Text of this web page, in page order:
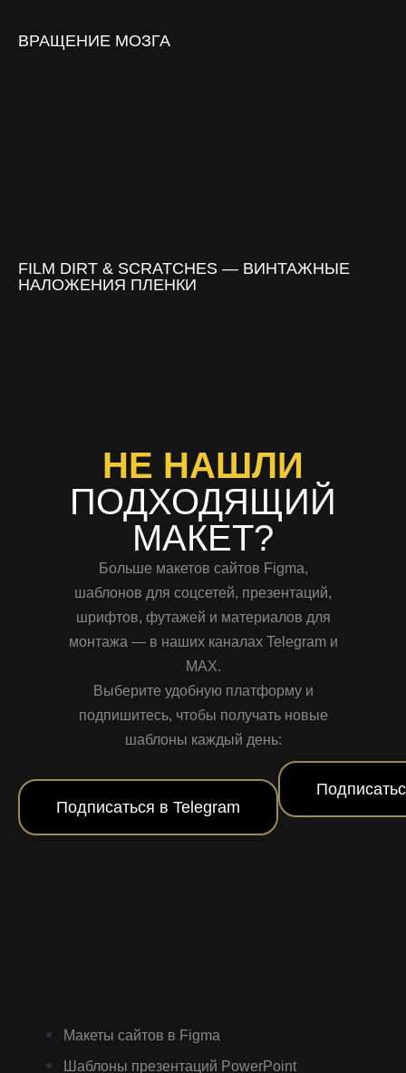
ВРАЩЕНИЕ МОЗГА
FILM DIRT & SCRATCHES — ВИНТАЖНЫЕ
НАЛОЖЕНИЯ ПЛЕНКИ
НЕ НАШЛИ
ПОДХОДЯЩИЙ
МАКЕТ?
Больше макетов сайтов Figma,
шаблонов для соцсетей, презентаций,
шрифтов, футажей и материалов для
монтажа — в наших каналах Telegram и
MAX.
Выберите удобную платформу и
подпишитесь, чтобы получать новые
шаблоны каждый день:
Подписаться в Telegram
Макеты сайтов в Figma
Шаблоны презентаций PowerPoint